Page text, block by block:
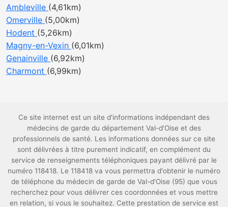
Ambleville (4,61km)
Omerville (5,00km)
Hodent (5,26km)
Magny-en-Vexin (6,01km)
Genainville (6,92km)
Charmont (6,99km)
Ce site internet est un site d'informations indépendant des
médecins de garde du département Val-d'Oise et des
professionnels de santé. Les informations données sur ce site
sont délivrées à titre purement indicatif, en complément du
service de renseignements téléphoniques payant délivré par le
numéro 118418. Le 118418 va vous permettra d'obtenir le numéro
de téléphone du médecin de garde de Val-d'Oise (95) que vous
recherchez pour vous délivrer ces coordonnées et vous mettre
en relation, si vous le souhaitez. Cette prestation de service est